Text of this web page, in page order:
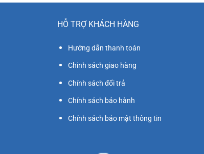
HỖ TRỢ KHÁCH HÀNG
Hướng dẫn thanh toán
Chinh sách giao hàng
Chính sách đổi trả
Chính sách bảo hành
Chính sách bảo mật thông tin